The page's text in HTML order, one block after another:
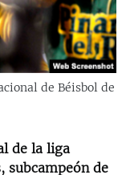
de Béisbol de
de la liga
subcampeón de